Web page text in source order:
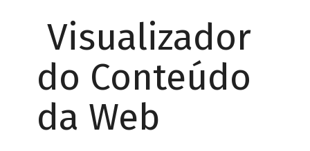
Visualizador
do Conteúdo
da Web